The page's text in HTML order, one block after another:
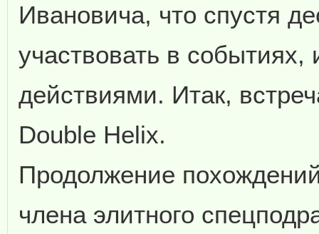
Ивановича, что спустя
участвовать в
действиями. Итак,
Double Helix.
Продолжение
члена элитного